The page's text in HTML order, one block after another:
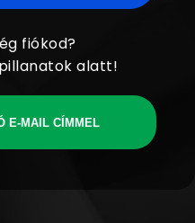
fiókod?
alatt!
E-MAIL CÍMMEL